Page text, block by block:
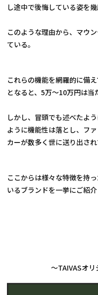
し途中で後悔している姿を
このような理由から、マウ
ている。
これらの機能を網羅的に備
となると、5万～10万円は当
しかし、冒頭でも述べたよ
ように機能性は落とし、フ
カーが数多く世に送り出され
ここからは様々な特徴を持
いるブランドを一挙にご紹介